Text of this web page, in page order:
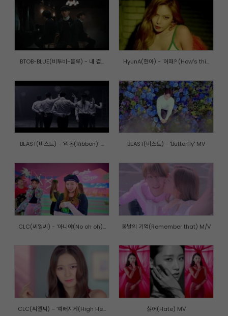
BTOB-BLUE(비투비-블루) - 내 곁... HyunA(현아) - '어때? (How's thi...
BEAST(비스트) - '리본(Ribbon)' ... BEAST(비스트) - 'Butterfly' MV
CLC(씨엘씨) - '아니야(No oh oh)... 봄날의 기억(Remember that) M/V
CLC(씨엘씨) – ‘예뻐지게(High He... 싫어(Hate) MV